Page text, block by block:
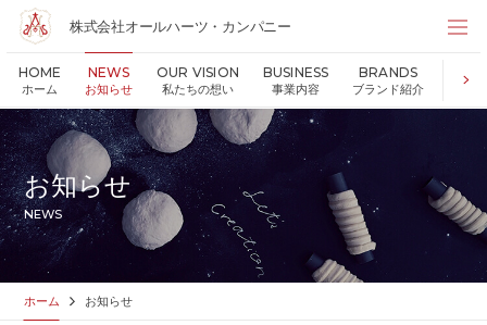
株式会社オールハーツ・カンパニー
HOME
ホーム
NEWS
お知らせ
OUR VISION
私たちの想い
BUSINESS
事業内容
BRANDS
ブランド紹介
株式会社オールハーツ・カンパニー
店舗検索
HOME ホーム
NEWS お知らせ
OUR VISION 私たちの想い
MESSAGE 代表メッセージ
VALUES 企業理念
BUSINESS
お知らせ
NEWS
ホーム お知らせ